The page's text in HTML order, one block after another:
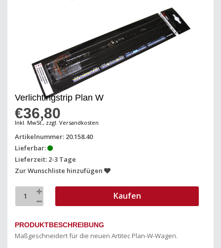
Verlichtingstrip Plan W
€36,80
Inkl. MwSt., zzgl. Versandkosten
Artikelnummer: 20.158.40
Lieferbar:
Lieferzeit: 2-3 Tage
Zur Wunschliste hinzufügen
Kaufen
PRODUKTBESCHREIBUNG
Maßgeschneidert für die neuen Artitec Plan-W-Wagen.